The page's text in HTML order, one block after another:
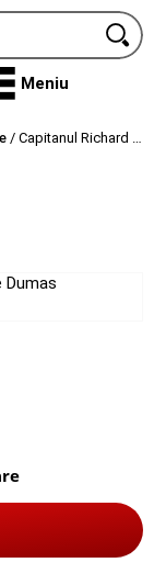
Meniu
/ Capitanul Richard de Alexandre Dumas